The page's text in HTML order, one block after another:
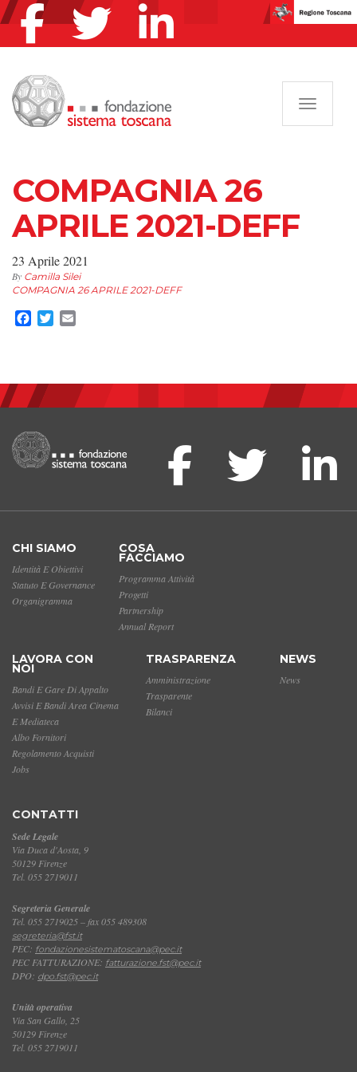
COMPAGNIA 26
APRILE 2021-DEFF
23 Aprile 2021
By Camilla Silei
COMPAGNIA 26 APRILE 2021-DEFF
Facebook
Twitter
CHI SIAMO
Identità E Obiettivi
Statuto E Governance
Organigramma
COSA
FACCIAMO
Programma Attività
Progetti
Partnership
Annual Report
LAVORA CON
NOI
Bandi E Gare Di Appalto
Avvisi E Bandi Area Cinema
E Mediateca
Albo Fornitori
Regolamento Acquisti
Jobs
TRASPARENZA
Amministrazione
Trasparente
Bilanci
NEWS
News
CONTATTI
Sede Legale
Via Duca d'Aosta, 9
50129 Firenze
Tel. 055 2719011
Segreteria Generale
Tel. 055 2719025 – fax 055 489308
segreteria@fst.it
PEC: fondazionesistematoscana@pec.it
PEC FATTURAZIONE: fatturazione.fst@pec.it
DPO: dpo.fst@pec.it
Unità operativa
Via San Gallo, 25
50129 Firenze
Tel. 055 2719011